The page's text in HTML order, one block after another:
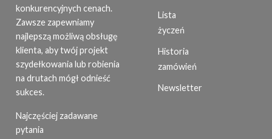
konkurencyjnych cenach.
Zawsze zapewniamy
najlepszą możliwą obsługę
klienta, aby twój projekt
szydełkowania lub robienia
na drutach mógł odnieść
sukces.
Najczęściej zadawane
pytania
Lista
życzeń
Historia
zamówień
Newsletter